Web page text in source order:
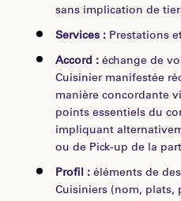
sans implication de
Services : Prestations
Accord : échange de
Cuisinier manifestée
manière concordante
points essentiels du
impliquant
ou de Pick-up de la
Profil : éléments de
Cuisiniers (nom, plats,